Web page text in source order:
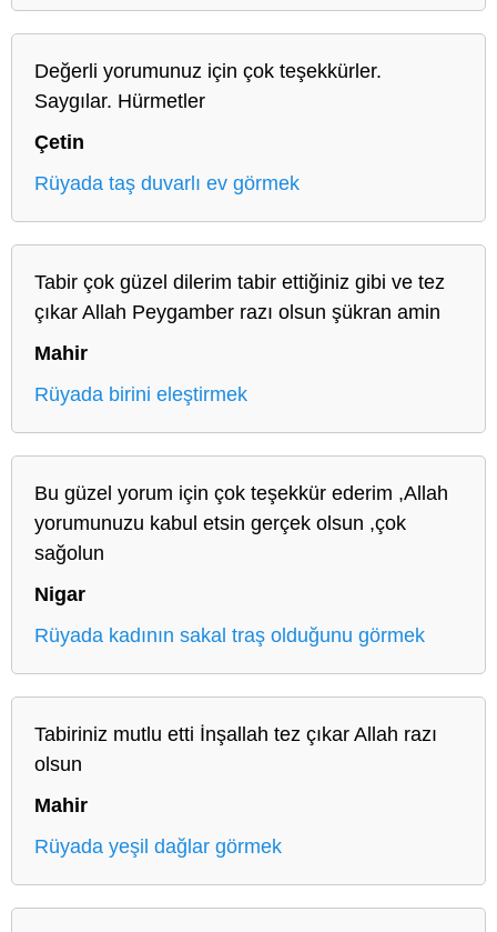
Değerli yorumunuz için çok teşekkürler.
Saygılar. Hürmetler
Çetin
Rüyada taş duvarlı ev görmek
Tabir çok güzel dilerim tabir ettiğiniz gibi ve tez
çıkar Allah Peygamber razı olsun şükran amin
Mahir
Rüyada birini eleştirmek
Bu güzel yorum için çok teşekkür ederim ,Allah
yorumunuzu kabul etsin gerçek olsun ,çok
sağolun
Nigar
Rüyada kadının sakal traş olduğunu görmek
Tabiriniz mutlu etti İnşallah tez çıkar Allah razı
olsun
Mahir
Rüyada yeşil dağlar görmek